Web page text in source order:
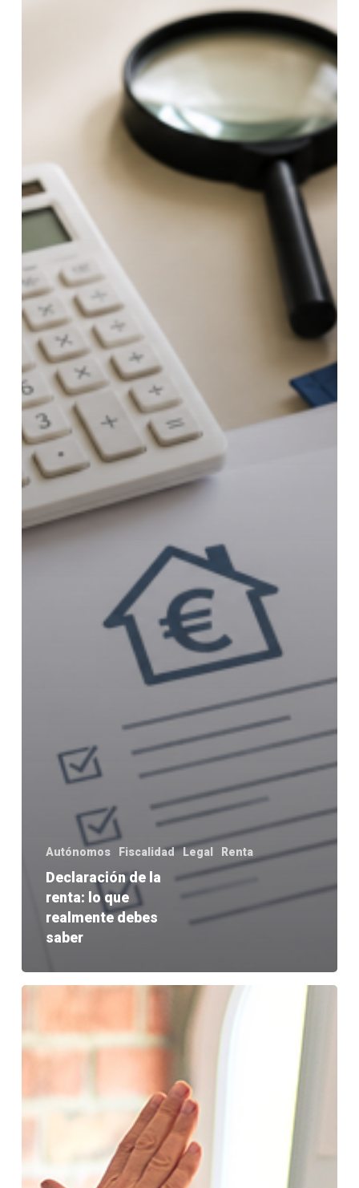
Autónomos Fiscalidad Legal Renta
Declaración de la
renta: lo que
realmente debes
saber